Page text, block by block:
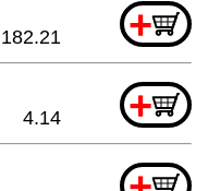
+
182.21
+
4.14